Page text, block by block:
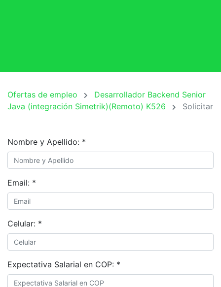
Ofertas de empleo
Desarrollador Backend Senior
Java (integración Simetrik)(Remoto) K526
Solicitar
Nombre y Apellido: *
Email: *
Celular: *
Expectativa Salarial en COP: *